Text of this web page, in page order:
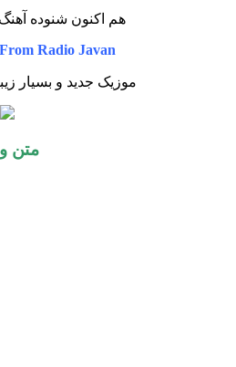
هم اکنون شنوده
Radio Javan
موزیک جدید و بسیار
متن